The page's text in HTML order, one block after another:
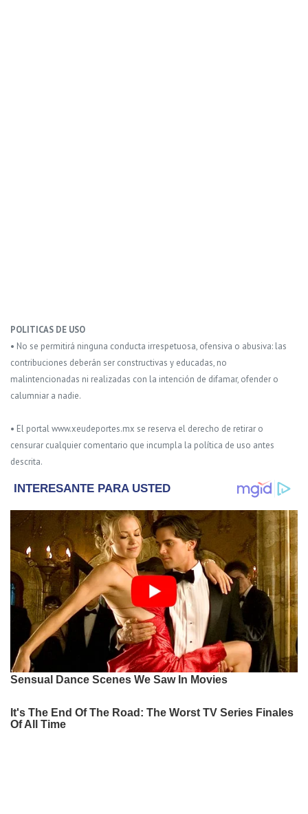
POLITICAS DE USO
• No se permitirá ninguna conducta irrespetuosa, ofensiva o abusiva: las
contribuciones deberán ser constructivas y educadas, no
malintencionadas ni realizadas con la intención de difamar, ofender o
calumniar a nadie.
• El portal www.xeudeportes.mx se reserva el derecho de retirar o
censurar cualquier comentario que incumpla la política de uso antes
descrita.